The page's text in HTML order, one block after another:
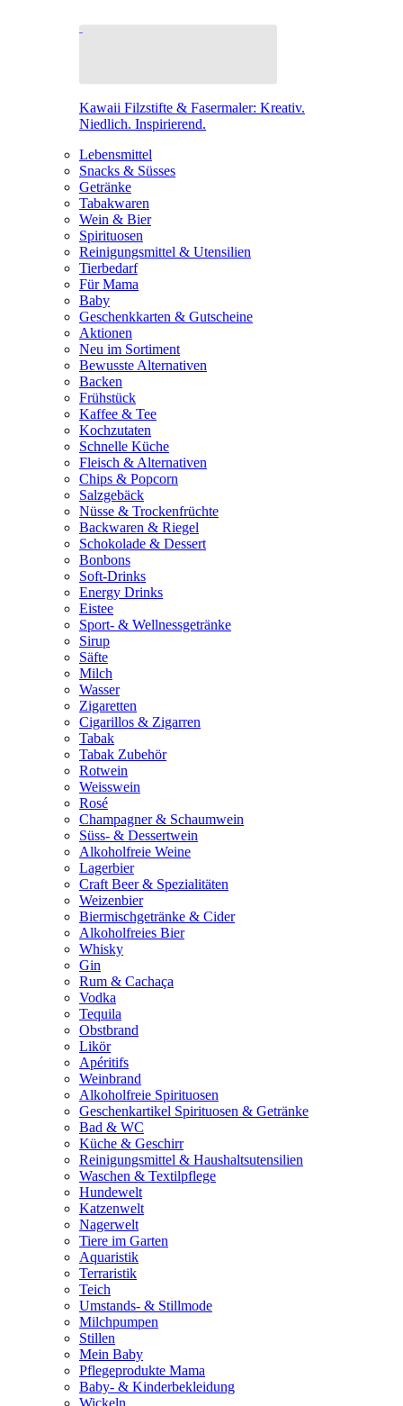
Kawaii Filzstifte & Fasermaler: Kreativ.
Niedlich. Inspirierend.
Lebensmittel
Snacks & Süsses
Getränke
Tabakwaren
Wein & Bier
Spirituosen
Reinigungsmittel & Utensilien
Tierbedarf
Für Mama
Baby
Geschenkkarten & Gutscheine
Aktionen
Neu im Sortiment
Bewusste Alternativen
Backen
Frühstück
Kaffee & Tee
Kochzutaten
Schnelle Küche
Fleisch & Alternativen
Chips & Popcorn
Salzgebäck
Nüsse & Trockenfrüchte
Backwaren & Riegel
Schokolade & Dessert
Bonbons
Soft-Drinks
Energy Drinks
Eistee
Sport- & Wellnessgetränke
Sirup
Säfte
Milch
Wasser
Zigaretten
Cigarillos & Zigarren
Tabak
Tabak Zubehör
Rotwein
Weisswein
Rosé
Champagner & Schaumwein
Süss- & Dessertwein
Alkoholfreie Weine
Lagerbier
Craft Beer & Spezialitäten
Weizenbier
Biermischgetränke & Cider
Alkoholfreies Bier
Whisky
Gin
Rum & Cachaça
Vodka
Tequila
Obstbrand
Likör
Apéritifs
Weinbrand
Alkoholfreie Spirituosen
Geschenkartikel Spirituosen & Getränke
Bad & WC
Küche & Geschirr
Reinigungsmittel & Haushaltsutensilien
Waschen & Textilpflege
Hundewelt
Katzenwelt
Nagerwelt
Tiere im Garten
Aquaristik
Terraristik
Teich
Umstands- & Stillmode
Milchpumpen
Stillen
Mein Baby
Pflegeprodukte Mama
Baby- & Kinderbekleidung
Wickeln